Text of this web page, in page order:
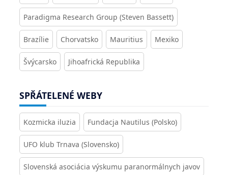
Paradigma Research Group (Steven Bassett)
Brazílie Chorvatsko Mauritius Mexiko
Švýcarsko Jihoafrická Republika
SPŘÁTELENÉ WEBY
Kozmicka iluzia Fundacja Nautilus (Polsko)
UFO klub Trnava (Slovensko)
Slovenská asociácia výskumu paranormálnych javov